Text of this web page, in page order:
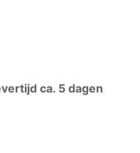
ca. 5 dagen